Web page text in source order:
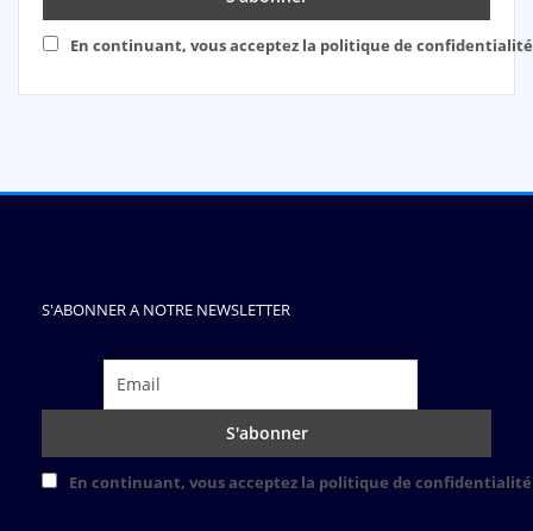
En continuant, vous acceptez la politique de confidentialité
S'ABONNER A NOTRE NEWSLETTER
En continuant, vous acceptez la politique de confidentialité